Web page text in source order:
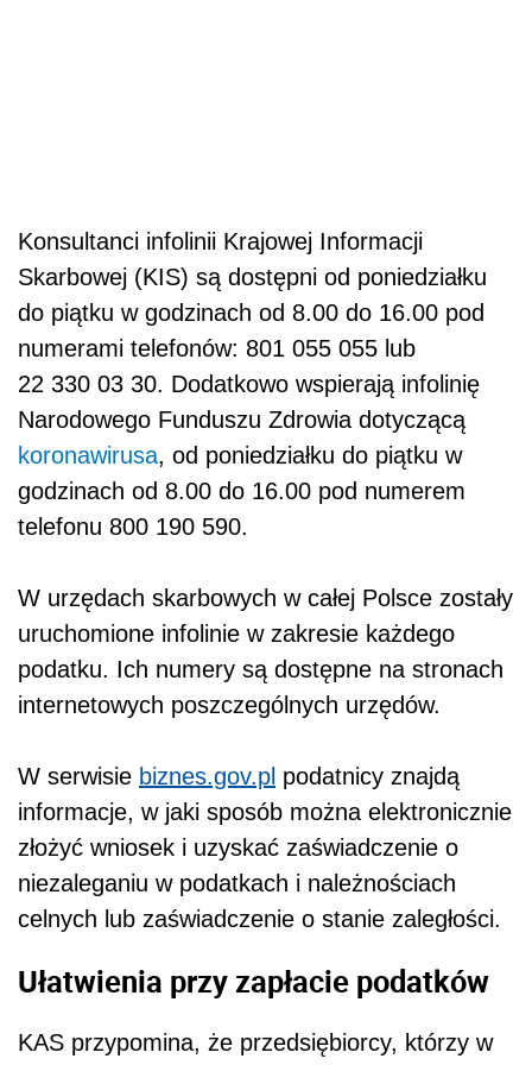
Konsultanci infolinii Krajowej Informacji
Skarbowej (KIS) są dostępni od poniedziałku
do piątku w godzinach od 8.00 do 16.00 pod
numerami telefonów: 801 055 055 lub
22 330 03 30. Dodatkowo wspierają infolinię
Narodowego Funduszu Zdrowia dotyczącą
koronawirusa, od poniedziałku do piątku w
godzinach od 8.00 do 16.00 pod numerem
telefonu 800 190 590.
W urzędach skarbowych w całej Polsce zostały
uruchomione infolinie w zakresie każdego
podatku. Ich numery są dostępne na stronach
internetowych poszczególnych urzędów.
W serwisie biznes.gov.pl podatnicy znajdą
informacje, w jaki sposób można elektronicznie
złożyć wniosek i uzyskać zaświadczenie o
niezaleganiu w podatkach i należnościach
celnych lub zaświadczenie o stanie zaległości.
Ułatwienia przy zapłacie podatków
KAS przypomina, że przedsiębiorcy, którzy w